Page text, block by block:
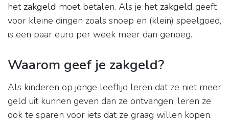
het zakgeld moet betalen. Als je het zakgeld geeft
voor kleine dingen zoals snoep en (klein) speelgoed,
is een paar euro per week meer dan genoeg.
Waarom geef je zakgeld?
Als kinderen op jonge leeftijd leren dat ze niet meer
geld uit kunnen geven dan ze ontvangen, leren ze
ook te sparen voor iets dat ze graag willen kopen.